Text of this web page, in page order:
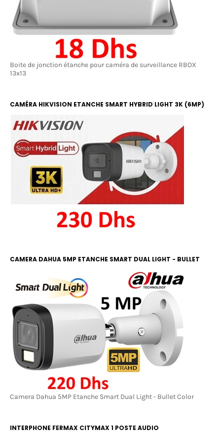
Boite de jonction étanche pour caméra de surveillance RBOX
13x13
CAMÉRA HIKVISION ETANCHE SMART HYBRID LIGHT 3K (6MP)
COLOR ET IR 20M
CAMERA DAHUA 5MP ETANCHE SMART DUAL LIGHT - BULLET
Camera Dahua 5MP Etanche Smart Dual Light - Bullet Color
INTERPHONE FERMAX CITYMAX 1 POSTE AUDIO